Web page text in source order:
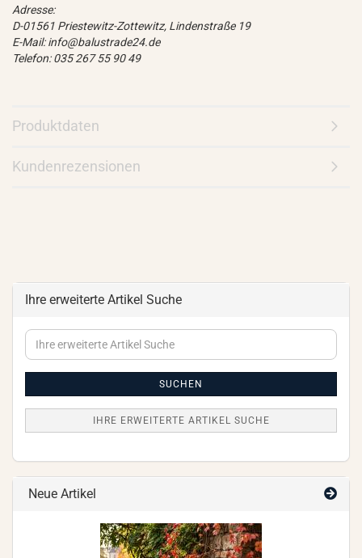
Adresse:
D-01561 Priestewitz-Zottewitz, Lindenstraße 19
E-Mail: info@balustrade24.de
Telefon: 035 267 55 90 49
Produktdaten
Kundenrezensionen
Ihre erweiterte Artikel Suche
Ihre
erweiterte
SUCHEN
IHRE ERWEITERTE ARTIKEL SUCHE
Neue Artikel